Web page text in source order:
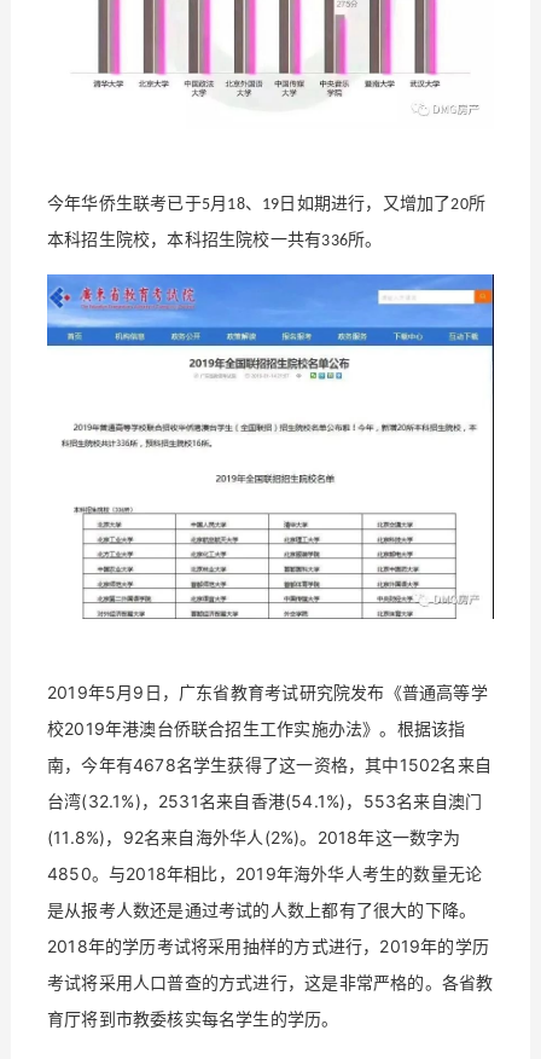
今年华侨生联考已于5月 18、 19 日如期进行，又增加了20所
本科招生院校，本科招生院校一共有336所。
2019年5月9日，广东省教育考试研究院发布《普通高等学
校2019年港澳台侨联合招生工作实施办法》。根据该指
南，今年有4678名学生获得了这一资格，其中1502名来自
台湾(32.1%)，2531名来自香港(54.1%)，553名来自澳门
(11.8%)，92名来自海外华人(2%)。2018年这一数字为
4850。与2018年相比，2019年海外华人考生的数量无论
是从报考人数还是通过考试的人数上都有了很大的下降。
2018年的学历考试将采用抽样的方式进行，2019年的学历
考试将采用人口普查的方式进行，这是非常严格的。各省教
育厅将到市教委核实每名学生的学历。